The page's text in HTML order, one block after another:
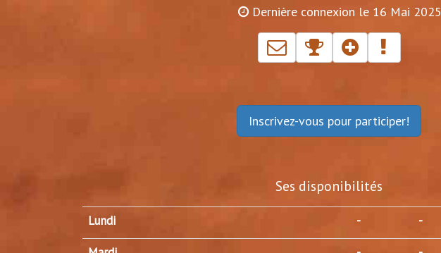
Dernière connexion le 16 Mai 2025
Inscrivez-vous pour participer!
Ses disponibilités
Lundi - -